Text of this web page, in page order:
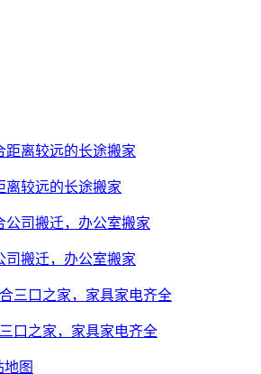
离较远的长途搬家
司搬迁，办公室搬家
口之家，家具家电齐全
地图